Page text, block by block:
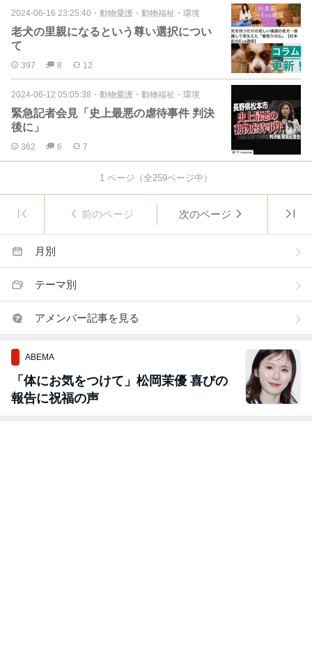
2024-06-16 23:25:40 ・ 動物愛護・動物福祉・環境
老犬の里親になるという尊い選択につい
て
397 8 12
2024-06-12 05:05:38 ・ 動物愛護・動物福祉・環境
緊急記者会見「史上最悪の虐待事件 判決
後に」
362 6 7
1 ページ（全259ページ中）
前のページ 次のページ
月別
テーマ別
アメンバー記事を見る
ABEMA
「体にお気をつけて」松岡茉優 喜びの
報告に祝福の声